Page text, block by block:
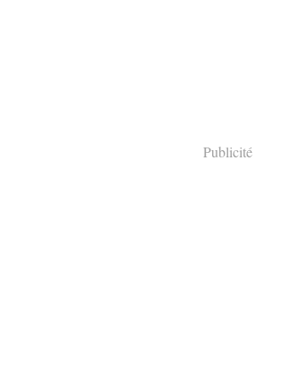
Publicité